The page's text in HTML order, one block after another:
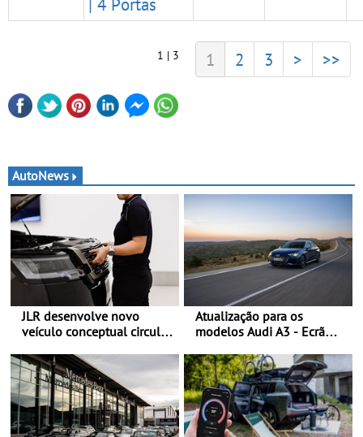
1 | 3 1 2 3 > >>
AutoNews
JLR desenvolve novo
veículo conceptual circular
carbono - O projeto é
designado como
Cornerstone
Atualização para os
modelos Audi A3 - Ecrã
condução adaptativo plus,
estacion. assistido e
assistente de marcha-atrás